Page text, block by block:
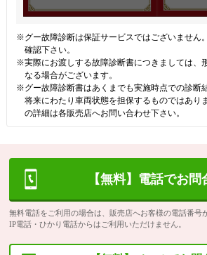
※グー故障診断は保証サービスではございません
確認下さい。
※実際にお渡しする故障診断書につきましては、
なる場合がございます。
※グー故障診断書はあくまでも実施時点での診断
将来にわたり車両状態を担保するものではあり
の詳細は各販売店へお問い合わせ下さい。
【無料】電話でお問
無料電話をご利用の場合は、販売店へお客様の電話番号
IP電話・ひかり電話からはご利用いただけません。